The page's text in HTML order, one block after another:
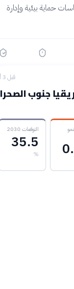
بيئية وإدارة
جنوب الصحراء:
التوقعات 2030
35.5